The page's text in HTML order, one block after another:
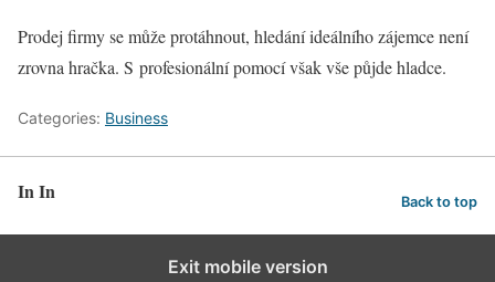
Prodej firmy se může protáhnout, hledání ideálního zájemce není
zrovna hračka. S profesionální pomocí však vše půjde hladce.
Categories: Business
In In Back to top
Exit mobile version